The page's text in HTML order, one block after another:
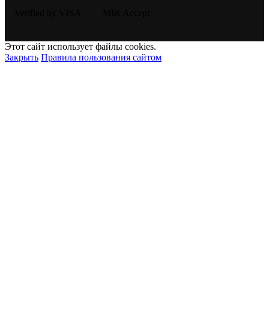
Этот сайт использует файлы cookies.
Закрыть Правила пользования сайтом